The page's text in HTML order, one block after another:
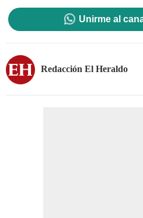
Unirme al
Redacción El Heraldo